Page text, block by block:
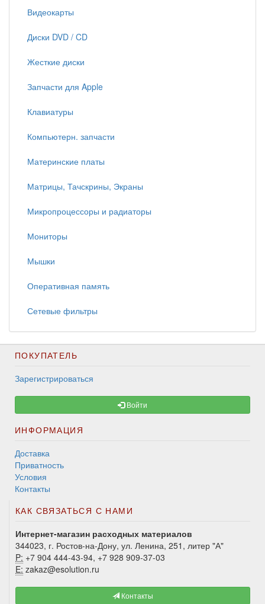
Видеокарты
Диски DVD / CD
Жесткие диски
Запчасти для Apple
Клавиатуры
Компьютерн. запчасти
Материнские платы
Матрицы, Тачскрины, Экраны
Микропроцессоры и радиаторы
Мониторы
Мышки
Оперативная память
Сетевые фильтры
ПОКУПАТЕЛЬ
Зарегистрироваться
Войти
ИНФОРМАЦИЯ
Доставка
Приватность
Условия
Контакты
КАК СВЯЗАТЬСЯ С НАМИ
Интернет-магазин расходных материалов
344023, г. Ростов-на-Дону, ул. Ленина, 251, литер "А"
P: +7 904 444-43-94, +7 928 909-37-03
E: zakaz@esolution.ru
Контакты